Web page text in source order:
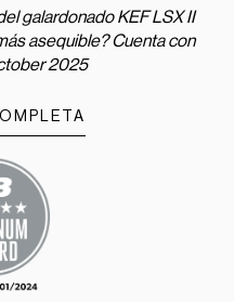
galardonado KEF LSX II
asequible? Cuenta con
2025